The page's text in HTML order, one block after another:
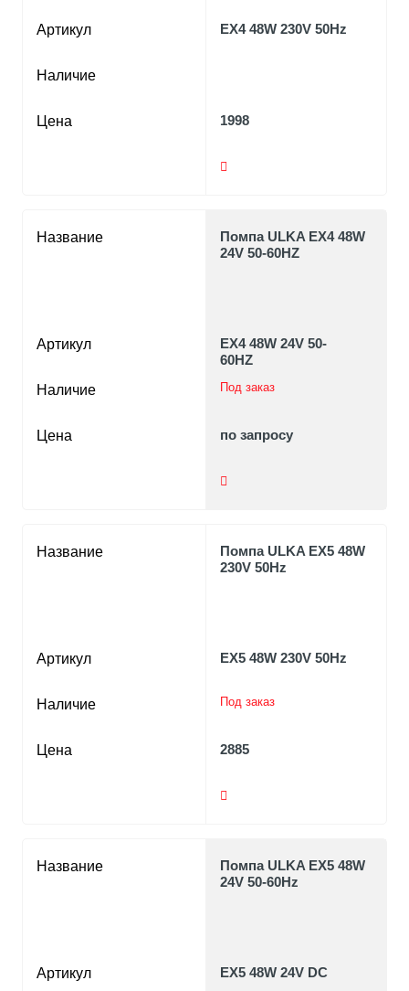
Артикул
Наличие
Цена
EX4 48W 230V 50Hz
1998
Название
Артикул
Наличие
Цена
Помпа ULKA EX4 48W
24V 50-60HZ
EX4 48W 24V 50-
60HZ
Под заказ
по запросу
Название
Артикул
Наличие
Цена
Помпа ULKA EX5 48W
230V 50Hz
EX5 48W 230V 50Hz
Под заказ
2885
Название
Артикул
Помпа ULKA EX5 48W
24V 50-60Hz
EX5 48W 24V DC